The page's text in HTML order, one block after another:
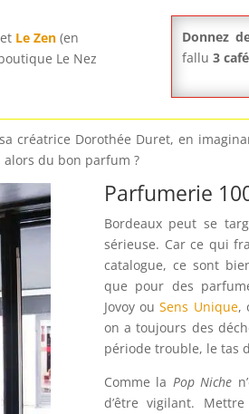
Le Zen (en
Le Nez
Donnez
fallu3
créatrice Dorothée Duret, en
alors du bon parfum ?
Parfumerie
Bordeaux peut se
sérieuse. Car ce qui
catalogue, ce sont
que pour des
Jovoy ouSens Unique,
on a toujours des
période trouble, le tas
Comme la Pop Niche
d’être vigilant.